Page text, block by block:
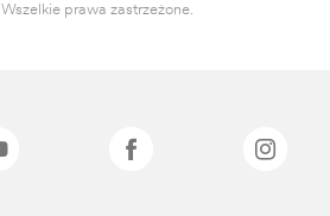
prawa zastrzeżone.